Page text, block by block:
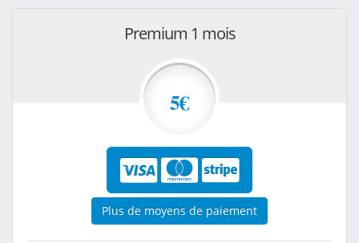
Premium 1 mois
5€
Plus de moyens de paiement